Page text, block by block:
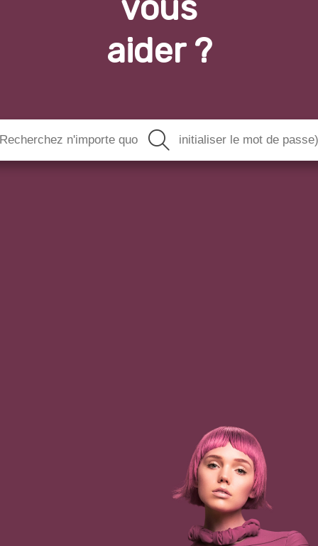
vous
aider ?